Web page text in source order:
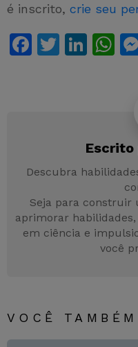
é inscrito, crie seu
F
o
k
T
Li
n
W
p
p
Escrito
Descubra
Seja para construir
aprimorar habilidades,
em ciência e
você
VOCÊ